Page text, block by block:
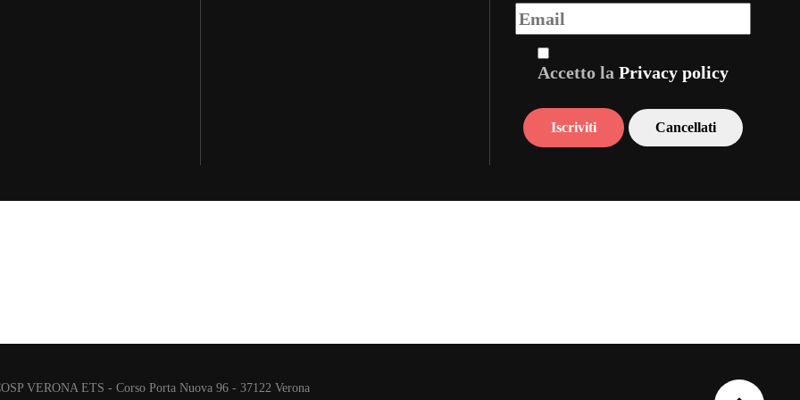
Accetto laPrivacy policy
VERONA ETS - Corso Porta Nuova 96 - 37122 Verona